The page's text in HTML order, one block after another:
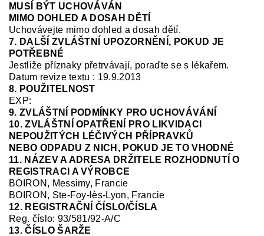
MUSÍ BÝT UCHOVÁVÁN
MIMO DOHLED A DOSAH DĚTÍ
Uchovávejte mimo dohled a dosah dětí.
7. DALŠÍ ZVLÁŠTNÍ UPOZORNĚNÍ, POKUD JE
POTŘEBNÉ
Jestliže příznaky přetrvávají, poraďte se s lékařem.
Datum revize textu : 19.9.2013
8. POUŽITELNOST
EXP:
9. ZVLÁŠTNÍ PODMÍNKY PRO UCHOVÁVÁNÍ
10. ZVLÁŠTNÍ OPATŘENÍ PRO LIKVIDACI
NEPOUŽITÝCH LÉČIVÝCH PŘÍPRAVKŮ
NEBO ODPADU Z NICH, POKUD JE TO VHODNÉ
11. NÁZEV A ADRESA DRŽITELE ROZHODNUTÍ O
REGISTRACI A VÝROBCE
BOIRON, Messimy, Francie
BOIRON, Ste-Foy- lès-Lyon, Francie
12. REGISTRAČNÍ ČÍSLO/ČÍSLA
Reg. číslo: 93/581/92-A/C
13. ČÍSLO ŠARŽE